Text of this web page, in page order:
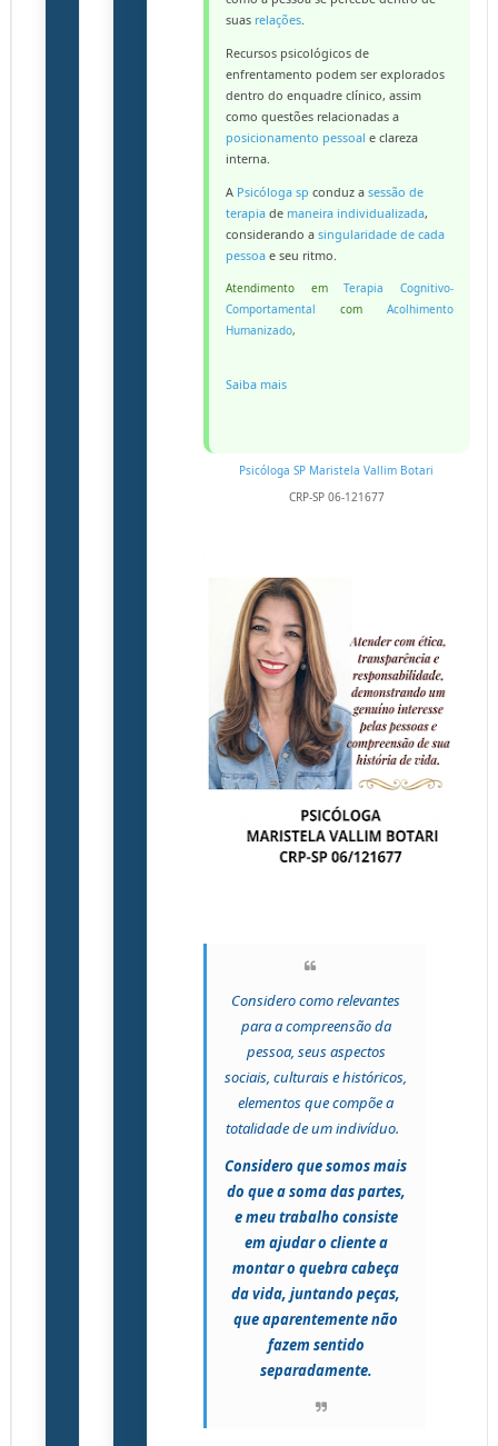
suas relações.
Recursos psicológicos de
enfrentamento podem ser explorados
dentro do enquadre clínico, assim
como questões relacionadas a
posicionamento pessoal e clareza
interna.
A Psicóloga sp conduz a sessão de
terapiade maneira individualizada,
considerando a singularidade de cada
pessoae seu ritmo.
Atendimento emTerapia Cognitivo-
Comportamental com Acolhimento
Humanizado,
Saiba mais
Psicóloga SP Maristela Vallim Botari
CRP-SP 06-121677
Considero como relevantes
para a compreensão da
pessoa, seus aspectos
sociais, culturais e históricos,
elementos que compõe a
totalidade de um indivíduo.
Considero que somos mais
do que a soma das partes,
e meu trabalho consiste
em ajudar o cliente a
montar o quebra cabeça
da vida, juntando peças,
que aparentemente não
fazem sentido
separadamente.